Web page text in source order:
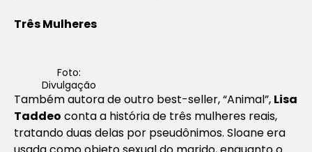
Três Mulheres
Foto:
Divulgação
Também autora de outro best-seller, “Animal”, Lisa
Taddeo conta a história de três mulheres reais,
tratando duas delas por pseudônimos. Sloane era